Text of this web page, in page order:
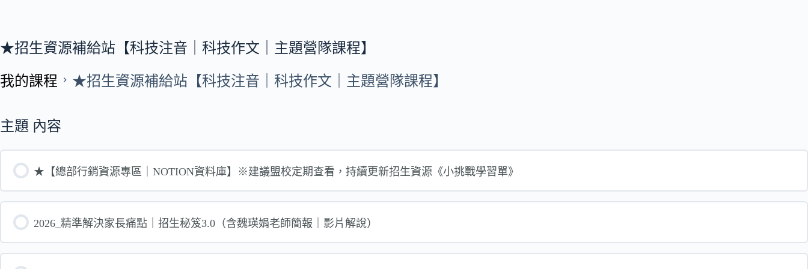
★招生資源補給站【科技注音｜科技作文｜主題營隊課程】
我的課程 ★招生資源補給站【科技注音｜科技作文｜主題營隊課程】
主題 內容
★【總部行銷資源專區｜NOTION資料庫】※建議盟校定期查看，持續更新招生資源《小挑戰學習單》
2026_精準解決家長痛點｜招生秘笈3.0（含魏瑛娟老師簡報｜影片解說）